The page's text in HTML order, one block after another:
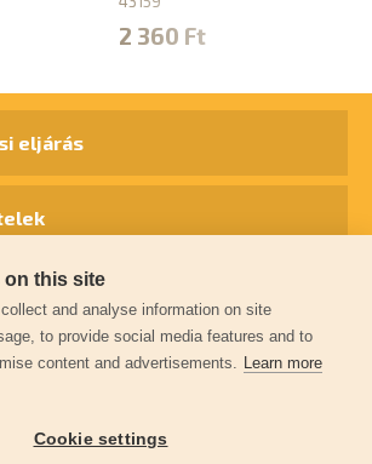
2 360 Ft
eljárás
védelme
this site
and analyse information on site
to provide social media features and to
content and advertisements. Learn more
Cookie settings